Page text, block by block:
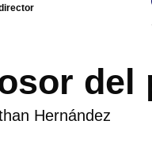
del
Hernández